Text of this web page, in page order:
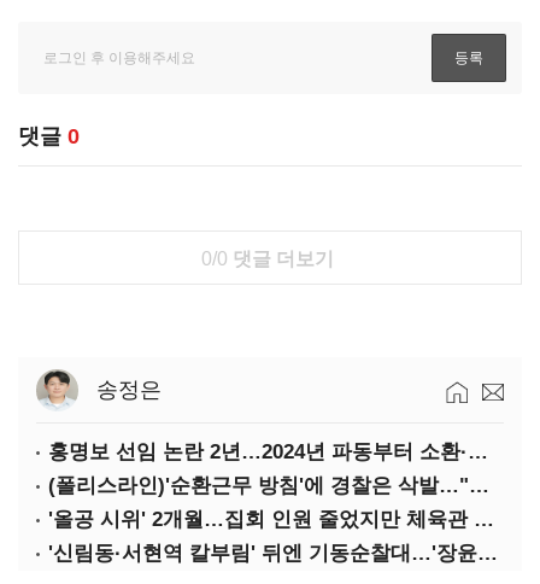
댓글 0
0/0 댓글 더보기
송정은
홍명보 선임 논란 2년…2024년 파동부터 소환·압색까지
(폴리스라인)'순환근무 방침'에 경찰은 삭발…"베테랑·수사력 보강 먼저"
'올공 시위' 2개월…집회 인원 줄었지만 체육관 봉쇄 계속
'신림동·서현역 칼부림' 뒤엔 기동순찰대…'장윤기 은폐·조작' 후엔 내부비리수사대